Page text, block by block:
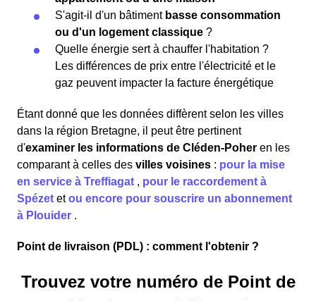
S'agit-il d'un bâtiment basse consommation
ou d'un logement classique ?
Quelle énergie sert à chauffer l'habitation ?
Les différences de prix entre l'électricité et le
gaz peuvent impacter la facture énergétique
Étant donné que les données diffèrent selon les villes
dans la région Bretagne, il peut être pertinent
d'examiner les informations de Cléden-Poher en les
comparant à celles des villes voisines : pour la mise
en service à Treffiagat , pour le raccordement à
Spézet etou encore pour souscrire un abonnement
à Plouider .
Point de livraison (PDL) : comment l'obtenir ?